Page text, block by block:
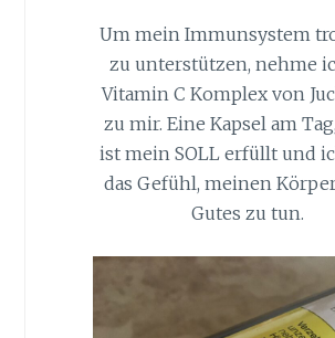
Um mein Immunsystem
zu unterstützen, nehme
Vitamin C Komplex von
zu mir. Eine Kapsel am
ist mein SOLL erfüllt und
das Gefühl, meinen
Gutes zu tun.